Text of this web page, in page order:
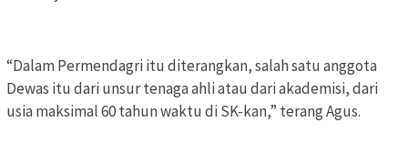
“Dalam Permendagri itu diterangkan, salah satu anggota
Dewas itu dari unsur tenaga ahli atau dari akademisi, dari
usia maksimal 60 tahun waktu di SK-kan,” terang Agus.